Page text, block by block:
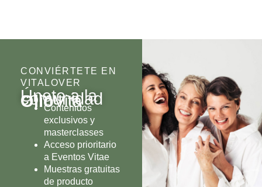
CONVIÉRTETE EN
VITALOVER
Únete a la
comunidad
OlioVita
Contenidos
exclusivos y
masterclasses
Acceso prioritario
a Eventos Vitae
Muestras gratuitas
de producto